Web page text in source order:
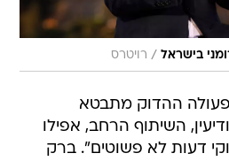
בישראל / רויטרס
ההדוק מתבטא
השיתוף הרחב, אפילו
דעות לא פשוטים". ברק